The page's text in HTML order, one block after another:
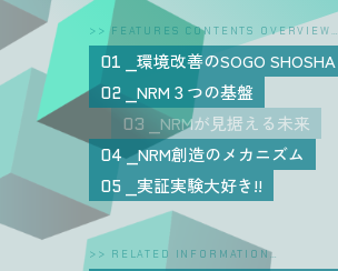
>> FEATURES CONTENTS OVERVIEW…
01
環境改善のSOGO SHOSHA
02
NRM３つの基盤
03
NRMが見据える未来
04
NRM創造のメカニズム
05
実証実験大好き!!
>> RELATED INFORMATION…